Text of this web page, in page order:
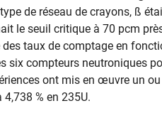
de réseau de crayons, ß
le seuil critique à 70 pcm
des taux de comptage en
six compteurs neutroniques
ont mis en œuvre un
4,738 % en 235U.